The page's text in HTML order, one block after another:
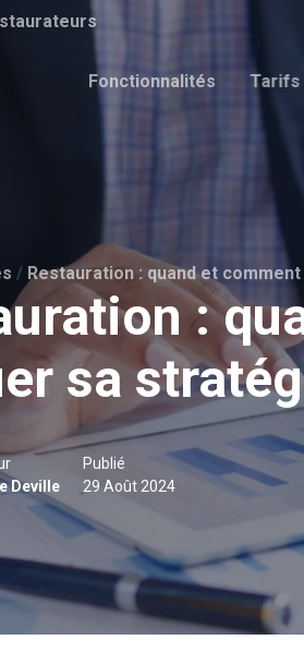
Fonctionnalités Tarifs
/ Restauration : quand et
:
sa
Deville
Publié
29 Août 2024